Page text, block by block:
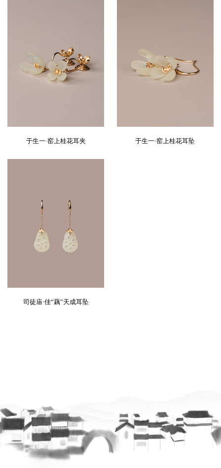
于生一·窑上桂花耳夹 于生一·窑上桂花耳坠
司徒庙·佳“藕”天成耳坠